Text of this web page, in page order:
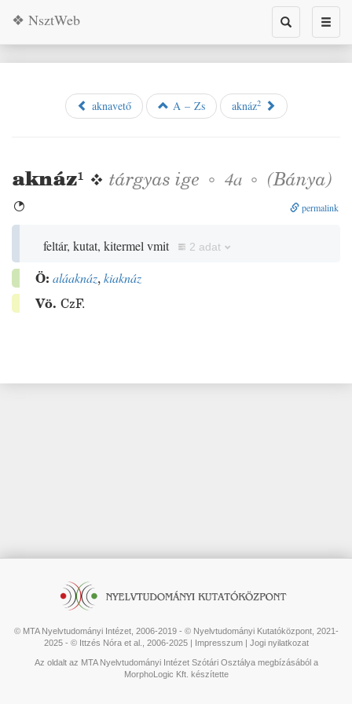
Toggle
search
❖ NsztWeb
aknavető A – Zs aknáz2
aknáz¹ ❖ tárgyas ige ◦ 4a ◦ (Bánya)
 permalink
feltár, kutat, kitermel vmit 2 adat
Ö: aláaknáz,kiaknáz
Vö. CzF.
© MTA Nyelvtudományi Intézet, 2006-2019 - © Nyelvtudományi Kutatóközpont, 2021-
2025 - © Ittzés Nóra et al., 2006-2025 | Impresszum| Jogi nyilatkozat
Az oldalt az MTA Nyelvtudományi Intézet Szótári Osztálya megbízásából a
MorphoLogic Kft. készítette